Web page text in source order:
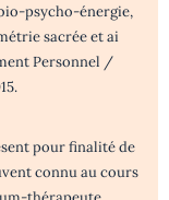
psycho-énergie,
sacrée et ai
Personnel /
pour finalité de
connu au cours